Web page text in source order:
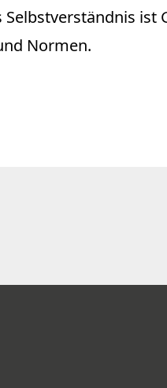
Selbstverständnis
Normen.